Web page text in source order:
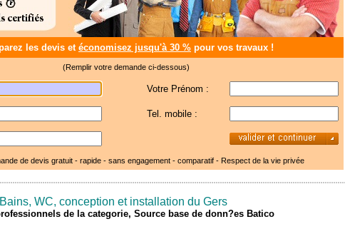
les devis et économisez jusqu'à 30 % pour vos travaux !
(Remplir votre demande ci-dessous)
Votre Prénom :
Tel. mobile :
de devis gratuit - rapide - sans engagement - comparatif - Respect de la vie privée
WC, conception et installation du Gers
de la categorie, Source base de donn?es Batico